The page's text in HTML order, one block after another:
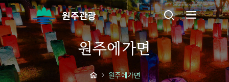
원주관광
원주에가면
원주에가면